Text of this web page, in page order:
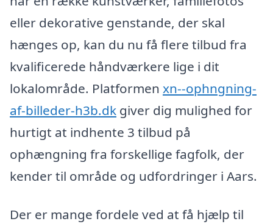
eller dekorative genstande, der skal
hænges op, kan du nu få flere tilbud fra
kvalificerede håndværkere lige i dit
lokalområde. Platformen xn--ophngning-
af-billeder-h3b.dk giver dig mulighed for
hurtigt at indhente 3 tilbud på
ophængning fra forskellige fagfolk, der
kender til område og udfordringer i Aars.
Der er mange fordele ved at få hjælp til